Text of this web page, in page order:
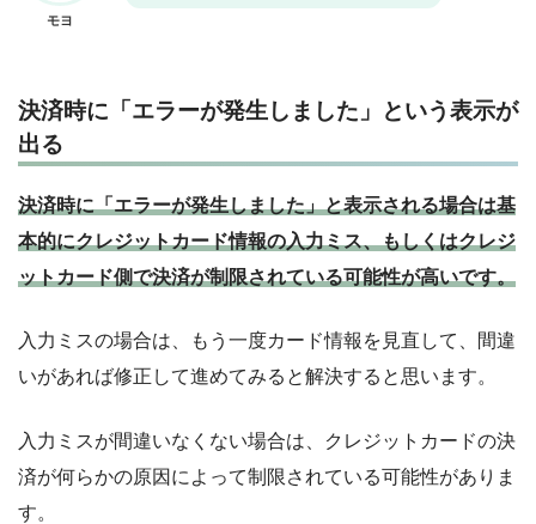
モヨ
決済時に「エラーが発生しました」という表示が
出る
決済時に「エラーが発生しました」と表示される場合は基
本的にクレジットカード情報の入力ミス、もしくはクレジ
ットカード側で決済が制限されている可能性が高いです。
入力ミスの場合は、もう一度カード情報を見直して、間違
いがあれば修正して進めてみると解決すると思います。
入力ミスが間違いなくない場合は、クレジットカードの決
済が何らかの原因によって制限されている可能性がありま
す。